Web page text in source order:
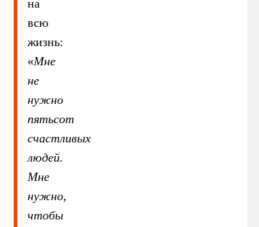
на
всю
жизнь:
«Мне
не
нужно
пятьсот
счастливых
людей.
Мне
нужно,
чтобы